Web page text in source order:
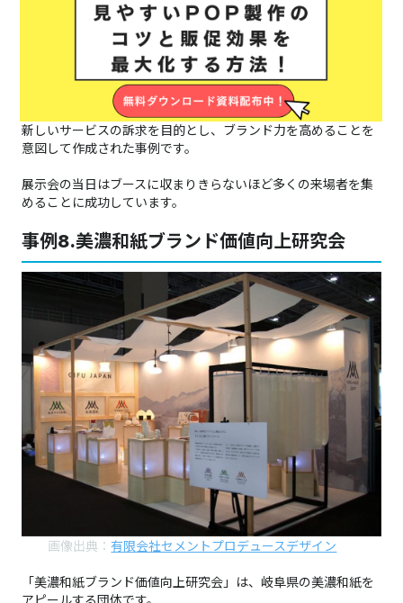
株式会社イーストウエストは、CG映像の制作に強みを持つ企業
自社の強みを表せるように、ブース全体は白を基調とした近未
来的なデザインとし、ブース内には複数のモニターを設置しま
新しいサービスの訴求を目的とし、ブランド力を高めることを
意図して作成された事例です。
展示会の当日はブースに収まりきらないほど多くの来場者を集
めることに成功しています。
事例8.美濃和紙ブランド価値向上研究会
画像出典：有限会社セメントプロデュースデザイン
「美濃和紙ブランド価値向上研究会」は、岐阜県の美濃和紙を